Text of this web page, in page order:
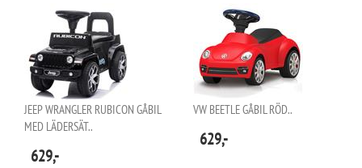
JEEP WRANGLER RUBICON GÅBIL
MED LÄDERSÄT..
629,-
VW BEETLE GÅBIL RÖD..
629,-